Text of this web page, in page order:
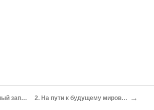
2. Беспрецедентный западный опыт 2. На пути к будущему мировому порядку →